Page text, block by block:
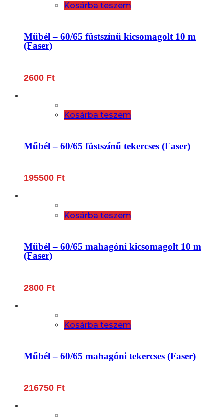
Kosárba teszem
Műbél – 60/65 füstszínű kicsomagolt 10 m
(Faser)
2600 Ft
Kosárba teszem
Műbél – 60/65 füstszínű tekercses (Faser)
195500 Ft
Kosárba teszem
Műbél – 60/65 mahagóni kicsomagolt 10 m
(Faser)
2800 Ft
Kosárba teszem
Műbél – 60/65 mahagóni tekercses (Faser)
216750 Ft